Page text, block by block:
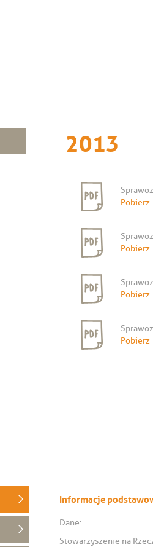
2013
Pobierz
Pobierz
Pobierz
Pobierz
Informacje
Dane:
Stowarzyszenie na